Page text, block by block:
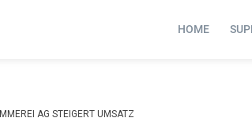
HOME
AG STEIGERT UMSATZ